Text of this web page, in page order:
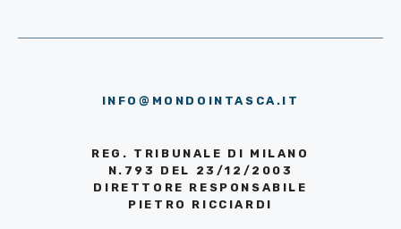
INFO@MONDOINTASCA.IT
REG. TRIBUNALE DI MILANO
N.793 DEL 23/12/2003
DIRETTORE RESPONSABILE
PIETRO RICCIARDI